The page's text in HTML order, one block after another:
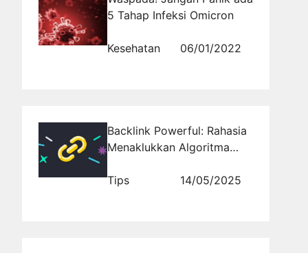
5 Tahap Infeksi Omicron
Kesehatan 06/01/2022
Backlink Powerful: Rahasia
Menaklukkan Algoritma
Tips
14/05/2025